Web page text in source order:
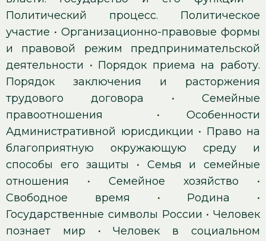
Политический процесс. Политическое
участие • Организационно-правовые формы
и правовой режим предпринимательской
деятельности • Порядок приема на работу.
Порядок заключения и расторжения
трудового договора
•Семейные
правоотношения
•Особенности
Административной юрисдикции • Право на
благоприятную окружающую среду и
способы его защиты
• Семья и семейные
отношения • Семейное хозяйство •
Свободное время • Родина
•
Государственные символы России • Человек
познает мир •Человек в социальном